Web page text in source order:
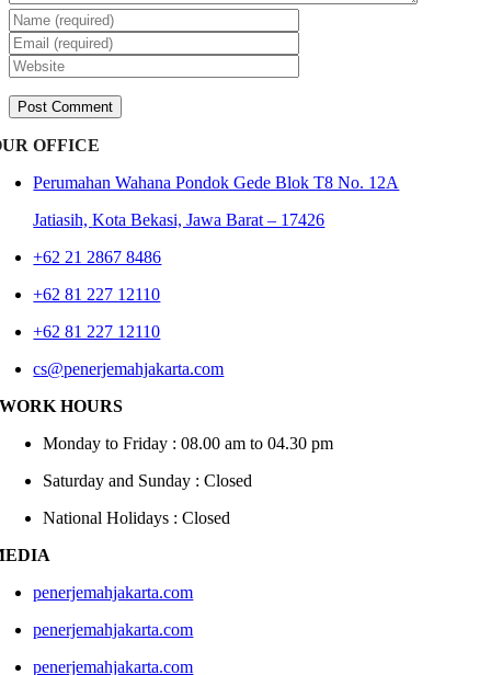
OFFICE
Perumahan Wahana Pondok Gede Blok T8 No. 12A
Jatiasih,Kota Bekasi, Jawa Barat – 17426
+62 21 2867 8486
+62 81 227 12110
+62 81 227 12110
cs@penerjemahjakarta.com
WORK HOURS
Monday to Friday : 08.00 am to 04.30 pm
Saturday and Sunday : Closed
National Holidays : Closed
penerjemahjakarta.com
penerjemahjakarta.com
penerjemahjakarta.com